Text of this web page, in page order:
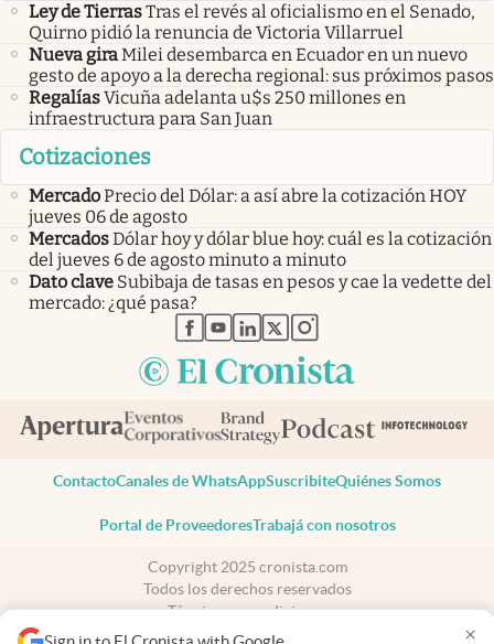
×
Ley de TierrasTras el revés al oficialismo en el Senado,
Quirno pidió la renuncia de Victoria Villarruel
Nueva giraMilei desembarca en Ecuador en un nuevo
gesto de apoyo a la derecha regional: sus próximos pasos
RegalíasVicuña adelanta u$s 250 millones en
infraestructura para San Juan
Cotizaciones
MercadoPrecio del Dólar: a así abre la cotización HOY
jueves 06 de agosto
MercadosDólar hoy y dólar blue hoy: cuál es la cotización
del jueves 6 de agosto minuto a minuto
Dato clave Subibaja de tasas en pesos y cae la vedette del
mercado: ¿qué pasa?
abre en nueva pestaña
abre en nueva pestaña
abre en nueva pestaña
abre en nueva pestaña
abre en nueva pestaña
ContactoCanales de WhatsAppSuscribiteQuiénes Somos
Portal de ProveedoresTrabajá con nosotros
Copyright 2025 cronista.com
Todos los derechos reservados
Términos y condiciones
Privacidad